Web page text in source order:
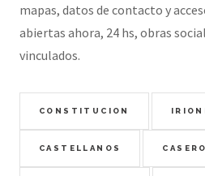
mapas, datos de contacto y
abiertas ahora, 24 hs, obras
vinculados.
CONSTITUCION
CASTELLANOS